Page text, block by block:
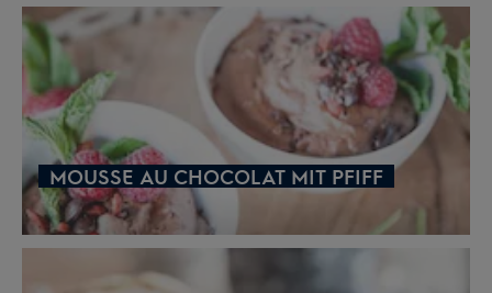
MOUSSE AU CHOCOLAT MIT PFIFF